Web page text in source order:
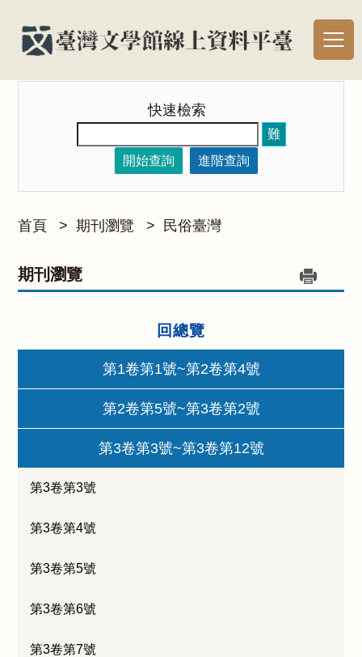
快速檢索
難
開始查詢
進階查詢
首頁 > 期刊瀏覽 > 民俗臺灣
期刊瀏覽
回總覽
第1卷第1號~第2卷第4號
第2卷第5號~第3卷第2號
第3卷第3號~第3卷第12號
第3卷第3號
第3卷第4號
第3卷第5號
第3卷第6號
第3卷第7號